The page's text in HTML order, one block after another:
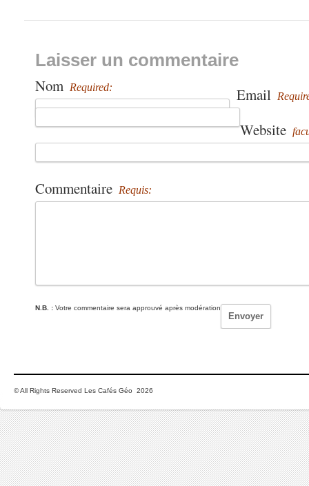
Laisser un commentaire
Nom Required: Email
Website
Commentaire Requis:
N.B. : Votre commentaire sera approuvé après modération
© All Rights Reserved Les Cafés Géo 2026